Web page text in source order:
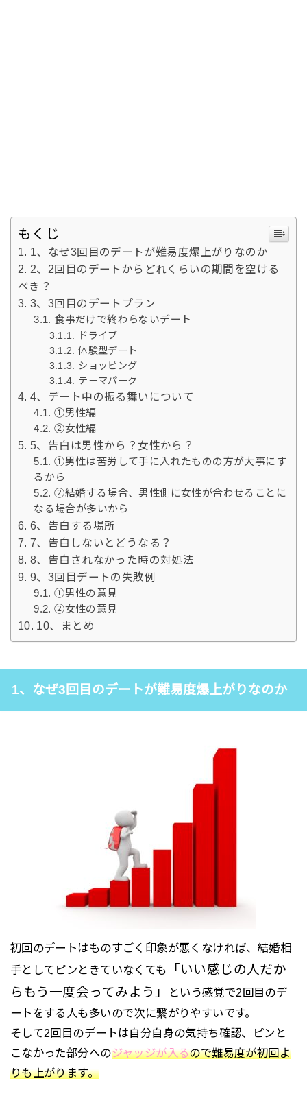
もくじ
1、なぜ3回目のデートが難易度爆上がりなのか
2、2回目のデートからどれくらいの期間を空ける
べき？
3、3回目のデートプラン
食事だけで終わらないデート
ドライブ
体験型デート
ショッピング
テーマパーク
4、デート中の振る舞いについて
①男性編
②女性編
5、告白は男性から？女性から？
①男性は苦労して手に入れたものの方が大事にす
るから
②結婚する場合、男性側に女性が合わせることに
なる場合が多いから
6、告白する場所
7、告白しないとどうなる？
8、告白されなかった時の対処法
9、3回目デートの失敗例
①男性の意見
②女性の意見
10、まとめ
1、なぜ3回目のデートが難易度爆上がりなのか
初回のデートはものすごく印象が悪くなければ、結婚相
手としてピンときていなくても
「いい感じの人だか
らもう一度会ってみよう」
という感覚で2回目のデ
ートをする人も多いので次に繋がりやすいです。
そして2回目のデートは自分自身の気持ち確認、ピンと
こなかった部分へのジャッジが入るので難易度が初回よ
りも上がります。